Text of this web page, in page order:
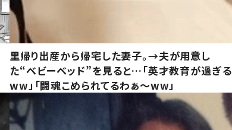
里帰り出産から帰宅した妻子。→夫が用意し
た“ベビーベッド”を見ると…「英才教育が過ぎる
ww」「闘魂こめられてるわぁ～ww」